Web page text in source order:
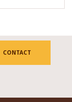
CONTACT